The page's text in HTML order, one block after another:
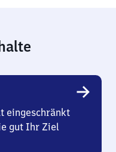
eingeschränkt
gut Ihr Ziel